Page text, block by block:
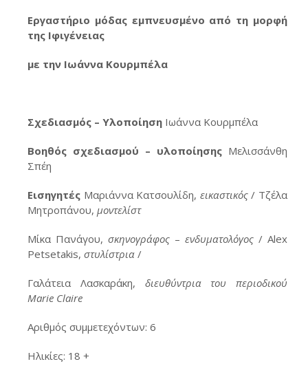
Εργαστήριο μόδας εμπνευσμένο από τη μορφή
της Ιφιγένειας
με την Ιωάννα Κουρμπέλα
Σχεδιασμός – Υλοποίηση Ιωάννα Κουρμπέλα
Βοηθός σχεδιασμού – υλοποίησης Μελισσάνθη
Σπέη
Εισηγητές Μαριάννα Κατσουλίδη, εικαστικός/ Τζέλα
Μητροπάνου, μοντελίστ
Μίκα Πανάγου, σκηνογράφος – ενδυματολόγος / Alex
Petsetakis, στυλίστρια /
Γαλάτεια Λασκαράκη, διευθύντρια του περιοδικού
Marie Claire
Αριθμός συμμετεχόντων: 6
Ηλικίες: 18 +